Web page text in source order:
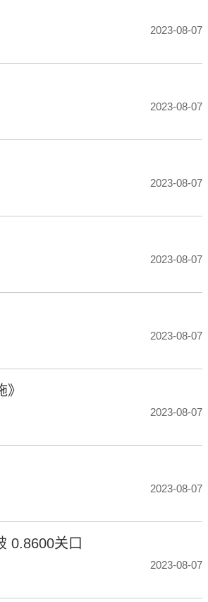
2023-08-07
2023-08-07
2023-08-07
2023-08-07
2023-08-07
2023-08-07
2023-08-07
0.8600关口
2023-08-07